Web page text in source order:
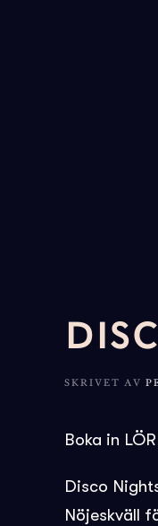
SKRIVET AV
Boka in
Disco
Nöjeskväll